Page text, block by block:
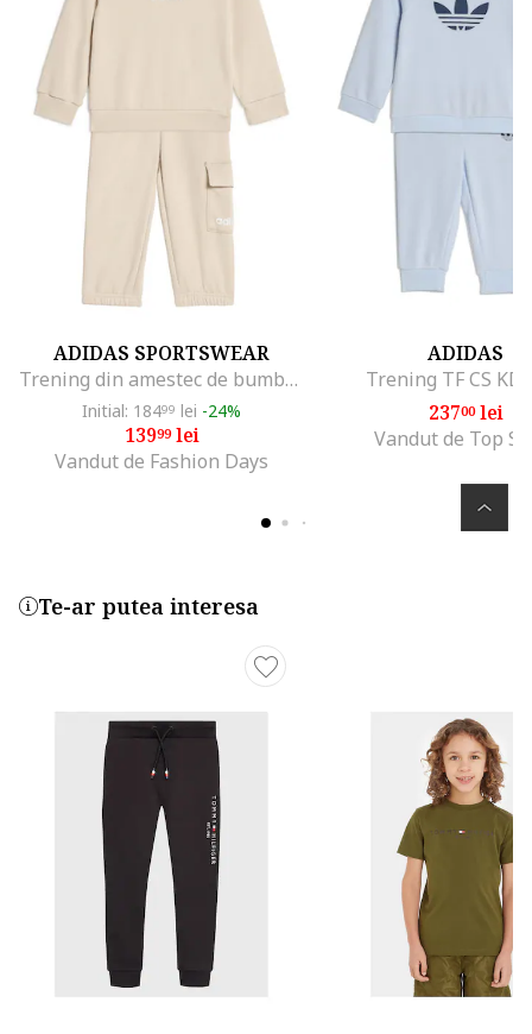
ADIDAS SPORTSWEAR
Trening din amestec de bumbac cu buzunar cargo, Alb/Crem
Initial: 18499 lei -24%
13999lei
Vandut de Fashion Days
ADIDAS
Trening TF CS
23700lei
Vandut de Top
Te-ar putea interesa